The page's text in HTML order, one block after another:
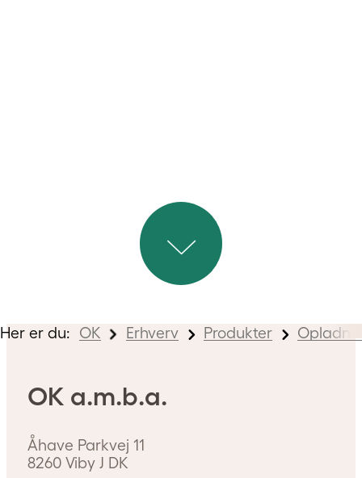
Her er du: OK Erhverv Produkter
OK a.m.b.a.
Åhave Parkvej 11
8260 Viby J DK